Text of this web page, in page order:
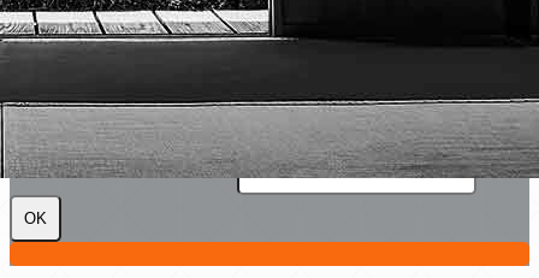
Cliquez pour éditer
Académie Menneçoise d'Arts
Martiaux
Je m'abonne à la newsletter
OK